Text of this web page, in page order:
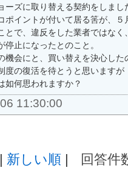
ーズに取り替える契約をしまし
ポイントが付いて居る筈が、５
とで、違反をした業者ではな
停止になったとのこと。
機会にと、買い替えを決心した
度の復活を待とうと思いますが
如何思われますか？
11:30:00
| 新しい順 | 回答件